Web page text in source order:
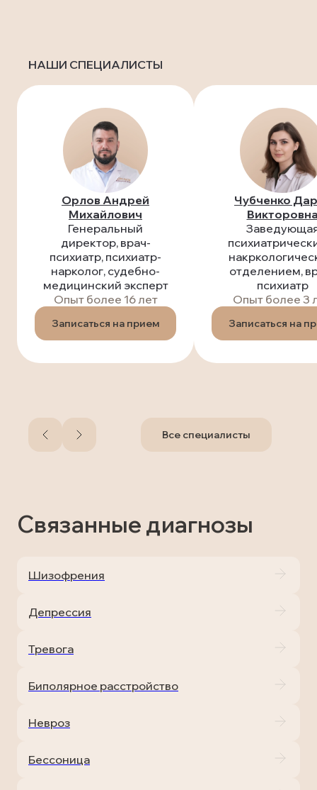
НАШИ СПЕЦИАЛИСТЫ
Орлов Андрей
Михайлович
Генеральный
директор, врач-
психиатр, психиатр-
нарколог, судебно-
медицинский эксперт
Опыт более 16 лет
Записаться на прием
Чубченко
отделением,
психиатр
Опыт более 3
Записаться на
Все специалисты
Связанные диагнозы
Шизофрения
Депрессия
Тревога
Биполярное расстройство
Невроз
Бессоница